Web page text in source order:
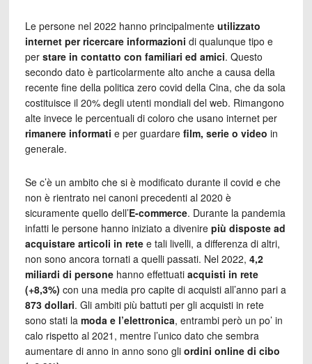
Le persone nel 2022 hanno principalmente utilizzato
internet per ricercare informazioni di qualunque tipo e
per stare in contatto con familiari ed amici. Questo
secondo dato è particolarmente alto anche a causa della
recente fine della politica zero covid della Cina, che da sola
costituisce il 20% degli utenti mondiali del web. Rimangono
alte invece le percentuali di coloro che usano internet per
rimanere informati e per guardare film, serie o video in
generale.
Se c’è un ambito che si è modificato durante il covid e che
non è rientrato nei canoni precedenti al 2020 è
sicuramente quello dell’E-commerce. Durante la pandemia
infatti le persone hanno iniziato a divenire più disposte ad
acquistare articoli in retee tali livelli, a differenza di altri,
non sono ancora tornati a quelli passati. Nel 2022, 4,2
miliardi di personehanno effettuati acquisti in rete
(+8,3%) con una media pro capite di acquisti all’anno pari a
873 dollari. Gli ambiti più battuti per gli acquisti in rete
sono stati la moda e l’elettronica, entrambi però un po’ in
calo rispetto al 2021, mentre l’unico dato che sembra
aumentare di anno in anno sono gli ordini online di cibo